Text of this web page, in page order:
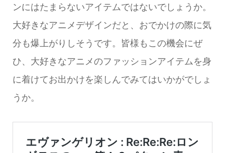
ンにはたまらないアイテムではないでしょうか。
大好きなアニメデザインだと、おでかけの際に気
分も爆上がりしそうです。皆様もこの機会にぜ
ひ、大好きなアニメのファッションアイテムを身
に着けてお出かけを楽しんでみてはいかがでしょ
うか。